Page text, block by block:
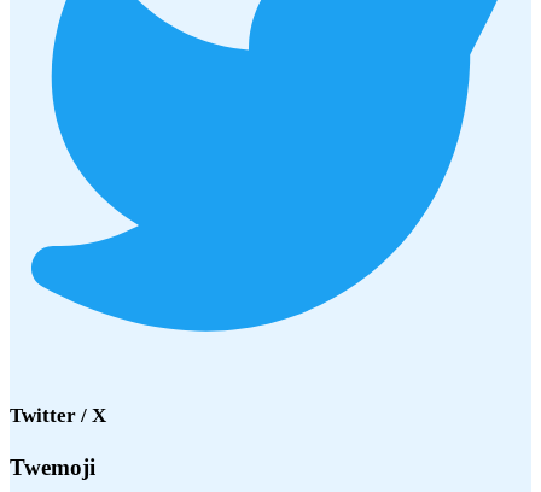
Twitter / X
Twemoji